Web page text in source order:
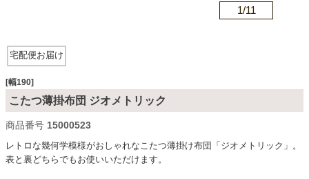
椅子・チェア
1/11
宅配便お届け
[幅190]
こたつ薄掛布団 ジオメトリック
商品番号 15000523
レトロな幾何学模様がおしゃれなこたつ薄掛け布団「ジオメトリック」。
表と裏どちらでもお使いいただけます。